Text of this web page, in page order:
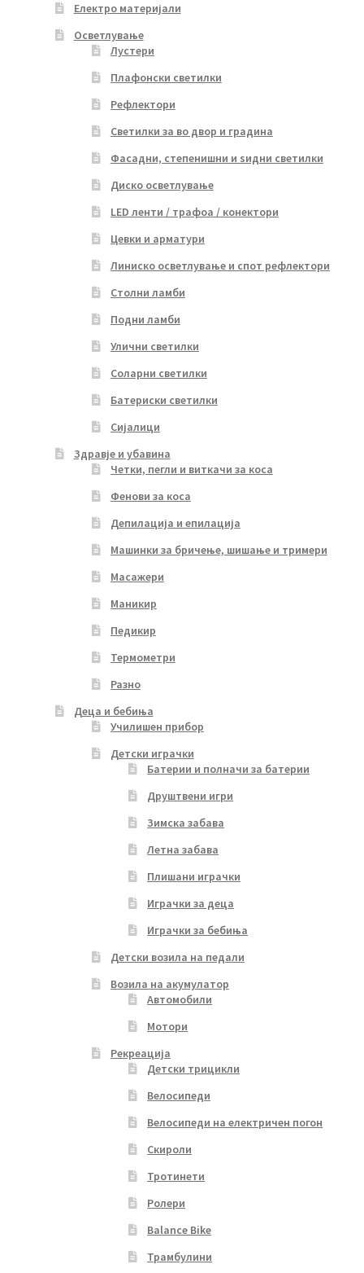
Електро материјали
Осветлување
Лустери
Плафонски светилки
Рефлектори
Светилки за во двор и градина
Фасадни, степенишни и ѕидни светилки
Диско осветлување
LED ленти / трафоа / конектори
Цевки и арматури
Линиско осветлување и спот рефлектори
Столни ламби
Подни ламби
Улични светилки
Соларни светилки
Батериски светилки
Сијалици
Здравје и убавина
Четки, пегли и виткачи за коса
Фенови за коса
Депилација и епилација
Машинки за бричење, шишање и тримери
Масажери
Маникир
Педикир
Термометри
Разно
Деца и бебиња
Училишен прибор
Детски играчки
Батерии и полначи за батерии
Друштвени игри
Зимска забава
Летна забава
Плишани играчки
Играчки за деца
Играчки за бебиња
Детски возила на педали
Возила на акумулатор
Автомобили
Мотори
Рекреација
Детски трицикли
Велосипеди
Велосипеди на електричен погон
Скироли
Тротинети
Ролери
Balance Bike
Трамбулини